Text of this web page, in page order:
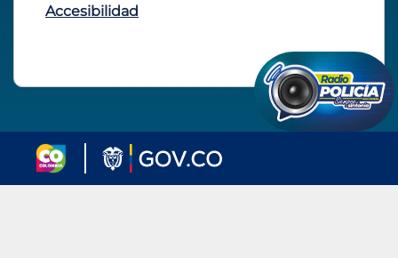
Accesibilidad